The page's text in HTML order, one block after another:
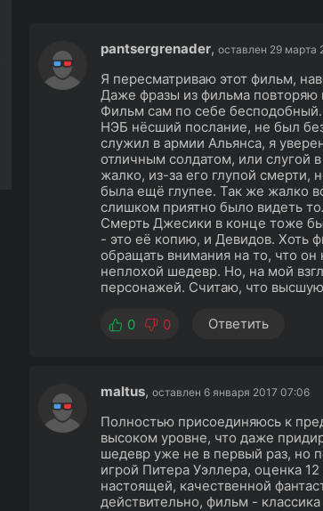
pantsergrenader, оставлен 29 марта
Я пересматриваю этот фильм,
Даже фразы из фильма повторяю
Фильм сам по себе
НЭБ нёсший послание, не был
служил в армии Альянса, я
отличным солдатом, или слугой
жалко, из-за его глупой смерти,
была ещё глупее. Так же жалко
слишком приятно было видеть
Смерть Джесики в конце тоже
- это её копию, и Девидов. Хоть
обращать внимания на то, что он
неплохой шедевр. Но, на мой
персонажей. Считаю, что
0 0 Ответить
maltus, оставлен 6 января 2017 07:06
Полностью присоединяюсь к
высоком уровне, что даже
шедевр уже не в первый раз, но
игрой Питера Уэллера, оценка
настоящей, качественной
действительно, фильм -